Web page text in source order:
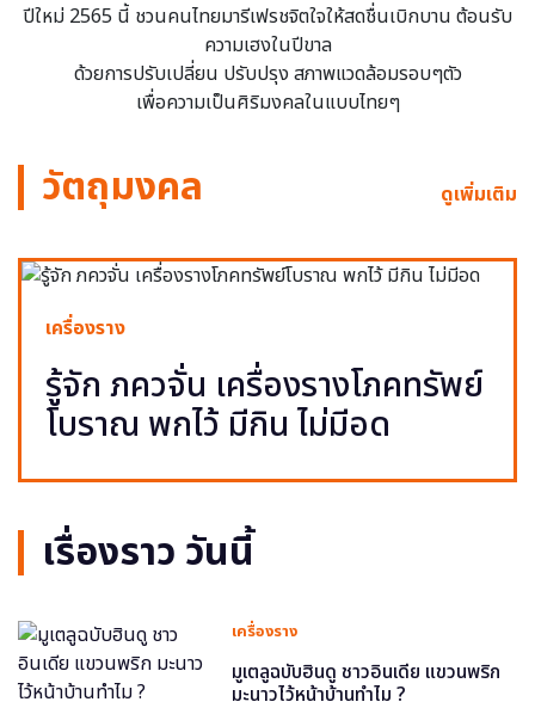
ปีใหม่ 2565 นี้ ชวนคนไทยมารีเฟรชจิตใจให้สดชื่นเบิกบาน ต้อนรับ
ความเฮงในปีขาล
ด้วยการปรับเปลี่ยน ปรับปรุง สภาพแวดล้อมรอบๆตัว
เพื่อความเป็นศิริมงคลในแบบไทยๆ
วัตถุมงคล ดูเพิ่มเติม
เครื่องราง
รู้จัก ภควจั่น เครื่องรางโภคทรัพย์
โบราณ พกไว้ มีกิน ไม่มีอด
เรื่องราว วันนี้
เครื่องราง
มูเตลูฉบับฮินดู ชาวอินเดีย แขวนพริก
มะนาวไว้หน้าบ้านทำไม ?